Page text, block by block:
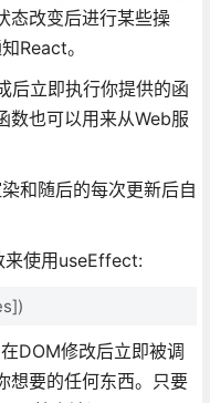
态改变后进行某些操
React。
后立即执行你提供的函
数也可以用来从Web服
和随后的每次更新后自
来使用useEffect:
DOM修改后立即被调
想要的任何东西。只要